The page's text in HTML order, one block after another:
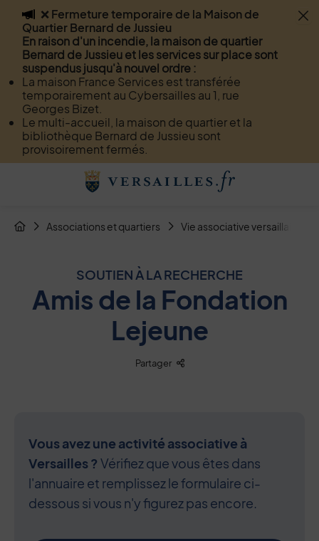
Flash info
❌ Fermeture temporaire de la Maison de
Quartier Bernard de Jussieu
En raison d'un incendie, la maison de quartier
Bernard de Jussieu et les services sur place sont
suspendus jusqu'à nouvel ordre :
La maison France Services est transférée
temporairement au Cybersailles au 1, rue
Georges Bizet.
Le multi-accueil, la maison de quartier et la
bibliothèque Bernard de Jussieu sont
provisoirement fermés.
Menu de raccourcis
Menu
Recherche
Page de contact
Contenu
Retour à l'accueil
Fil d'Arianne de la page
Page d'accueil du site
Associations et quartiers Vie associative versaillaise
SOUTIEN À LA RECHERCHE
Amis de la Fondation
Lejeune
Partager Liste des liens de partage
Vous avez une activité associative à
Versailles ? Vérifiez que vous êtes dans
l'annuaire et remplissez le formulaire ci-
dessous si vous n'y figurez pas encore.